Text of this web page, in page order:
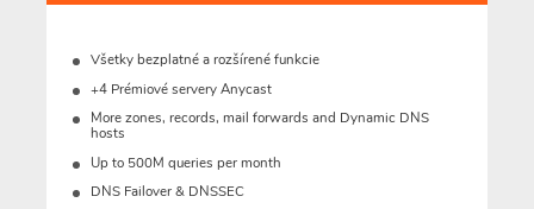
Všetky bezplatné a rozšírené funkcie
+4 Prémiové servery Anycast
More zones, records, mail forwards and Dynamic DNS
hosts
Up to 500M queries per month
DNS Failover & DNSSEC